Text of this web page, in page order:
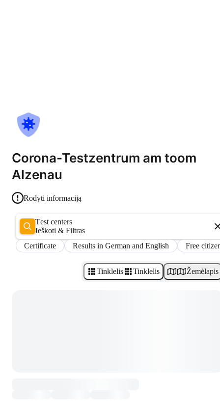
Corona-Testzentrum am toom
Alzenau
Rodyti informaciją
Test centers
Ieškoti & Filtras
Certificate
Results in German and English Free
Tinklelis Tinklelis Žemėlapis